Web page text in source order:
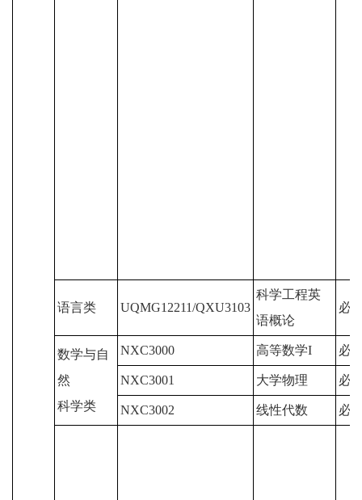
语言类 UQMG12211/QXU3103
科学工程英
语概论
必
数学与自
然
科学类
NXC3000 高等数学I 必
NXC3001 大学物理 必
NXC3002 线性代数 必